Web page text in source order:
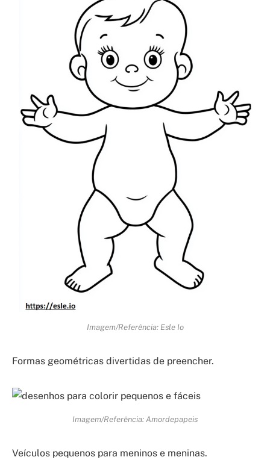
Imagem/Referência: Esle Io
Formas geométricas divertidas de preencher.
Imagem/Referência: Amordepapeis
Veículos pequenos para meninos e meninas.